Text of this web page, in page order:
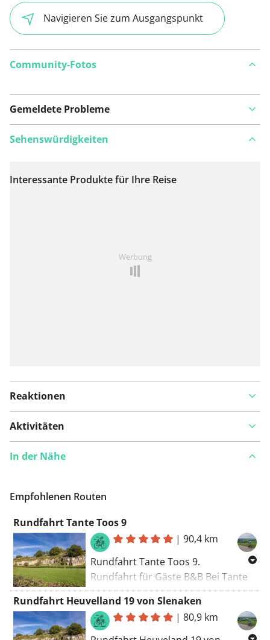
Navigieren Sie zum Ausgangspunkt
Community-Fotos
Gemeldete Probleme
Auf Karte anzeigen
Sehenswürdigkeiten
Interessante Produkte für Ihre Reise
Werbung
Reaktionen
Aktivitäten
In der Nähe
Empfohlenen Routen
Rundfahrt Tante Toos 9
|90,4 km
Rundfahrt Tante Toos 9.
Rundfahrt für Gäste B&B Bei Tante
Toos. Anstiege: Klaasvelderweg
Lemiers 1700 m, max. 4,0 %. Pas van
Wolfhaag Vaals 1.900 m, max. 10,0
%. Rue de Moresnet Moresnet-
Rundfahrt Heuvelland 19 von Slenaken
|80,9 km